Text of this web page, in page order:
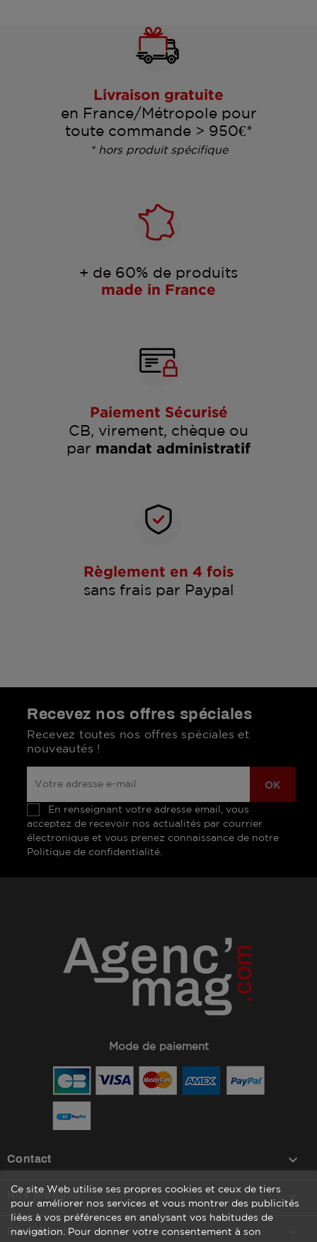
Livraison gratuite
en France/Métropole pour
toute commande > 950€*
* hors produit spécifique
+ de 60% de produits
made in France
Paiement Sécurisé
CB, virement, chèque ou
par mandat administratif
Règlement en 4 fois
sans frais par Paypal
Recevez nos offres spéciales
Recevez toutes nos offres spéciales et
nouveautés !
En renseignant votre adresse email, vous
acceptez de recevoir nos actualités par courrier
électronique et vous prenez connaissance de notre
Politique de confidentialité.
Mode de paiement
Contact keyboard_arrow_down
Nos produits 
Plan du site
Ce site Web utilise ses propres cookies et ceux de tiers
pour améliorer nos services et vous montrer des publicités
liées à vos préférences en analysant vos habitudes de
navigation. Pour donner votre consentement à son